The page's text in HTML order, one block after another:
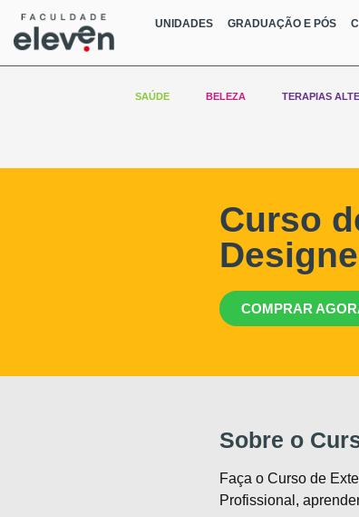
UNIDADES GRADUAÇÃO E PÓS
SAÚDE BELEZA TERAPIAS
Curso
COMPRAR
Sobre o
Faça o Curso de
Profissional,